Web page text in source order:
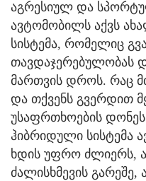
აგრესიულ და
ავტომობილს აქვს
სისტემა, რომელიც
თავდაჯერებულობას
მართვის დროს. რაც
და თქვენს გვერდით
უსაფრთხოების
ჰიბრიდული სისტემა
ხდის უფრო ძლიერს,
ძალისხმევის გარეშე,